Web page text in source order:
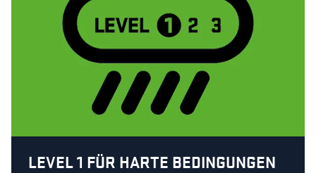
LEVEL 1 FÜR HARTE BEDINGUNGEN